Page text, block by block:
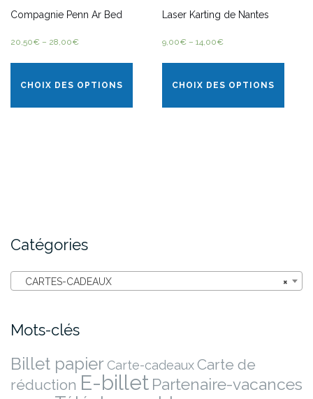
Compagnie Penn Ar Bed
20,50€ – 28,00€
CHOIX DES OPTIONS
Laser Karting de Nantes
9,00€ –14,00€
CHOIX DES OPTIONS
Catégories
×
CARTES-CADEAUX
Mots-clés
Billet papier Carte-cadeauxCarte de
réduction E-billet Partenaire-vacances